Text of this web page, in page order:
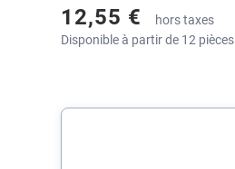
12,55 €
hors taxes
Disponible à partir de 12 pièces